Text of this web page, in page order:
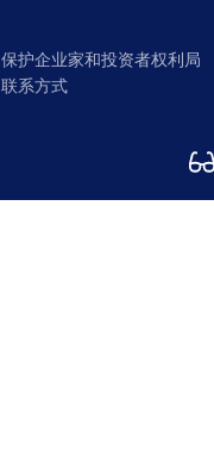
保护企业家和投资者权利局
联系方式